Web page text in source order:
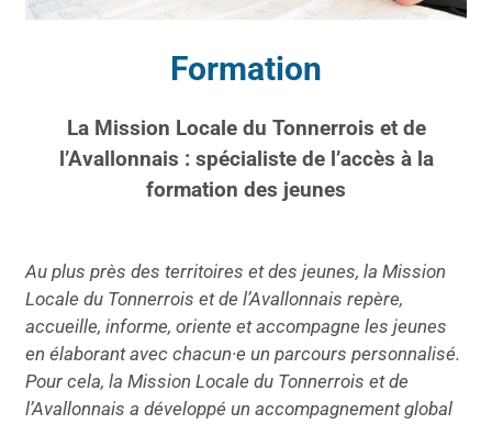
Formation
La Mission Locale du Tonnerrois et de
l’Avallonnais : spécialiste de l’accès à la
formation des jeunes
Au plus près des territoires et des jeunes, la Mission
Locale du Tonnerrois et de l’Avallonnais repère,
accueille, informe, oriente et accompagne les jeunes
en élaborant avec chacun·e un parcours personnalisé.
Pour cela, la Mission Locale du Tonnerrois et de
l’Avallonnais a développé un accompagnement global